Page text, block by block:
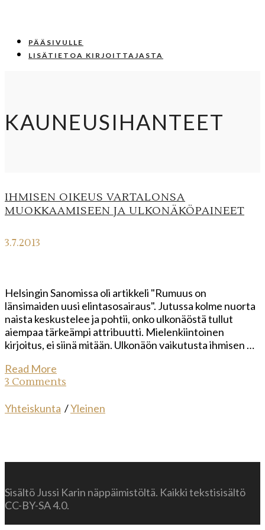
PÄÄSIVULLE
LISÄTIETOA KIRJOITTAJASTA
KAUNEUSIHANTEET
IHMISEN OIKEUS VARTALONSA
MUOKKAAMISEEN JA ULKONÄKÖPAINEET
3.7.2013
Helsingin Sanomissa oli artikkeli "Rumuus on
länsimaiden uusi elintasosairaus". Jutussa kolme nuorta
naista keskustelee ja pohtii, onko ulkonäöstä tullut
aiempaa tärkeämpi attribuutti. Mielenkiintoinen
kirjoitus, ei siinä mitään. Ulkonäön vaikutusta ihmisen …
Read More
3 Comments
Yhteiskunta /Yleinen
Sisältö Jussi Karin näppäimistöltä. Kaikki tekstisisältö
CC-BY-SA 4.0.